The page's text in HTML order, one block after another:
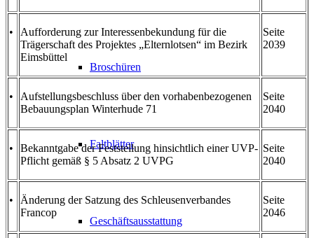
Broschüren
Faltblätter
Geschäftsausstattung
•
Aufforderung zur Interessenbekundung für die
Trägerschaft des Projektes „Elternlotsen“ im Bezirk
Eimsbüttel
Seite
2039
•
Aufstellungsbeschluss über den vorhabenbezogenen
Bebauungsplan Winterhude 71
Seite
2040
•
Bekanntgabe der Feststellung hinsichtlich einer UVP-
Pflicht gemäß § 5 Absatz 2 UVPG
Seite
2040
•
Änderung der Satzung des Schleusenverbandes
Francop
Seite
2046